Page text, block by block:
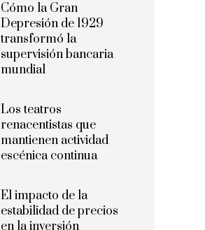
Cómo la Gran
Depresión de 1929
transformó la
supervisión bancaria
mundial
Los teatros
renacentistas que
mantienen actividad
escénica continua
El impacto de la
estabilidad de precios
en la inversión